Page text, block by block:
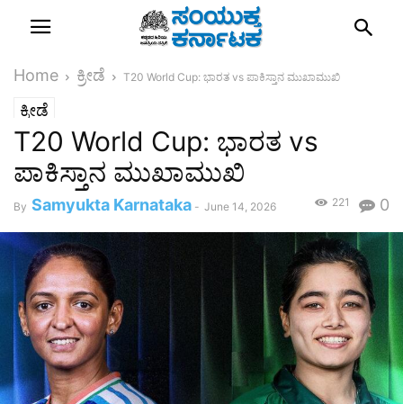
Home ಕ್ರೀಡೆ T20 World Cup: ಭಾರತ vs ಪಾಕಿಸ್ತಾನ ಮುಖಾಮುಖಿ
ಕ್ರೀಡೆ
T20 World Cup: ಭಾರತ vs
ಪಾಕಿಸ್ತಾನ ಮುಖಾಮುಖಿ
By Samyukta Karnataka - June 14, 2026 0
221